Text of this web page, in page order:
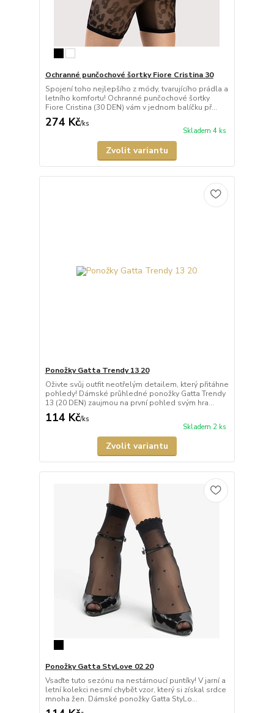
Ochranné punčochové šortky Fiore Cristina 30
Spojení toho nejlepšího z módy, tvarujícího prádla a
letního komfortu! Ochranné punčochové šortky
Fiore Cristina (30 DEN) vám v jednom balíčku př...
274 Kč/ks
Skladem 4 ks
Zvolit variantu
Ponožky Gatta Trendy 13 20
Oživte svůj outfit neotřelým detailem, který přitáhne
pohledy! Dámské průhledné ponožky Gatta Trendy
13 (20 DEN) zaujmou na první pohled svým hra...
114 Kč/ks
Skladem 2 ks
Zvolit variantu
Ponožky Gatta StyLove 02 20
Vsaďte tuto sezónu na nestárnoucí puntíky! V jarní a
letní kolekci nesmí chybět vzor, který si získal srdce
mnoha žen. Dámské ponožky Gatta StyLo...